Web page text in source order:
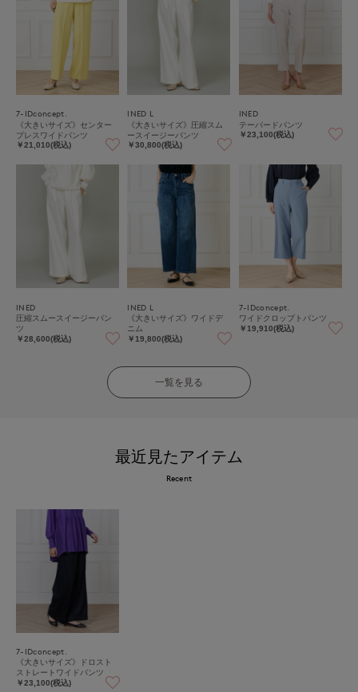
7-IDconcept.
《大きいサイズ》センター
プレスワイドパンツ
￥21,010(税込)
INED L
《大きいサイズ》圧縮スム
ースイージーパンツ
￥30,800(税込)
INED
テーパードパンツ
￥23,100(税込)
INED
圧縮スムースイージーパン
ツ
￥28,600(税込)
INED L
《大きいサイズ》ワイドデ
ニム
￥19,800(税込)
7-IDconcept.
ワイドクロップトパンツ
￥19,910(税込)
一覧を見る
最近見たアイテム
Recent
7-IDconcept.
《大きいサイズ》ドロスト
ストレートワイドパンツ
￥23,100(税込)